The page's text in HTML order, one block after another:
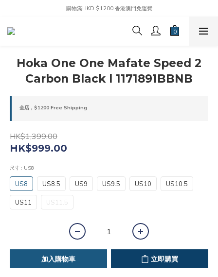
購物滿HKD $1200 香港澳門免運費
Hoka One One Mafate Speed 2
Carbon Black l 1171891BBNB
全店，$1200 Free Shipping
HK$1,399.00
HK$999.00
尺寸 : US8
US8 US8.5 US9 US9.5 US10 US10.5
US11 US11.5
加入購物車 立即購買